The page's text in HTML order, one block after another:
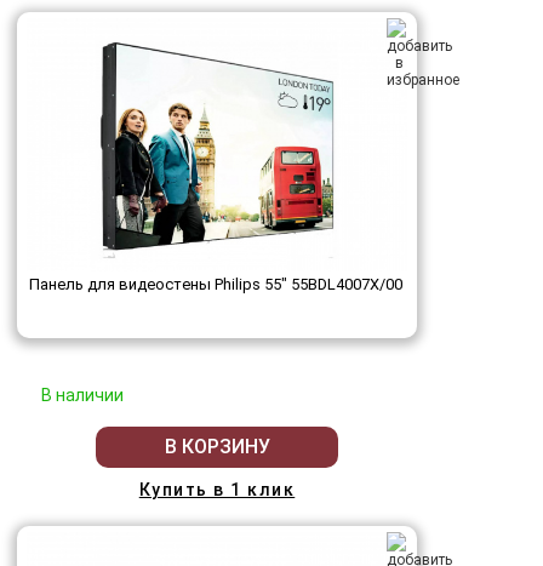
Панель для видеостены Philips 55" 55BDL4007X/00
В наличии
В КОРЗИНУ
Купить в 1 клик